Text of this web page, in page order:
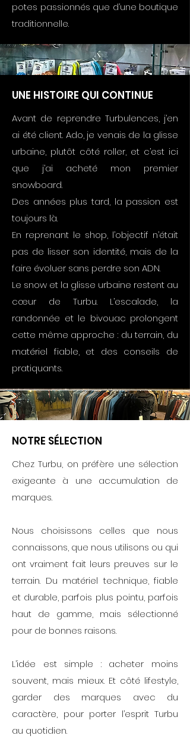
potes passionnés que d’une boutique
traditionnelle.
UNE HISTOIRE QUI CONTINUE
Avant de reprendre Turbulences, j’en
ai été client. Ado, je venais de la glisse
urbaine, plutôt côté roller, et c’est ici
que j’ai acheté mon premier
snowboard.
Des années plus tard, la passion est
toujours là.
En reprenant le shop, l’objectif n’était
pas de lisser son identité, mais de la
faire évoluer sans perdre son ADN.
Le snow et la glisse urbaine restent au
cœur de Turbu. L’escalade, la
randonnée et le bivouac prolongent
cette même approche : du terrain, du
matériel fiable, et des conseils de
pratiquants.​
NOTRE SÉLECTION
Chez Turbu, on préfère une sélection
exigeante à une accumulation de
marques.
Nous choisissons celles que nous
connaissons, que nous utilisons ou qui
ont vraiment fait leurs preuves sur le
terrain. Du matériel technique, fiable
et durable, parfois plus pointu, parfois
haut de gamme, mais sélectionné
pour de bonnes raisons.
L’idée est simple : acheter moins
souvent, mais mieux. Et côté lifestyle,
garder des marques avec du
caractère, pour porter l’esprit Turbu
au quotidien.